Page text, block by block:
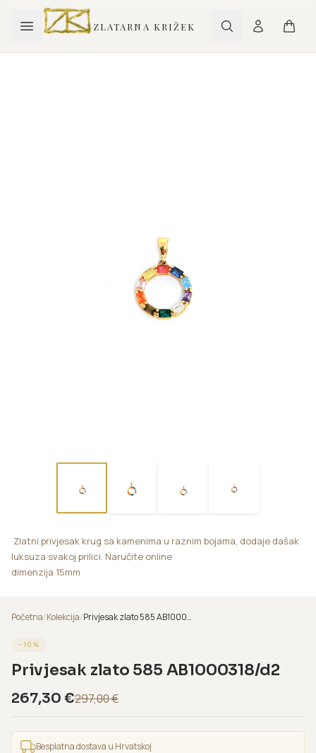
ZLATARNA KRIŽEK
Zlatni privjesak krug sa kamenima u raznim bojama, dodaje dašak
luksuza svakoj prilici. Naručite online
dimenzija 15mm
Početna/Kolekcija/ Privjesak zlato 585 AB1000318/d2
− 10 %
Privjesak zlato 585 AB1000318/d2
267,30 €297,00€
Besplatna dostava u Hrvatskoj